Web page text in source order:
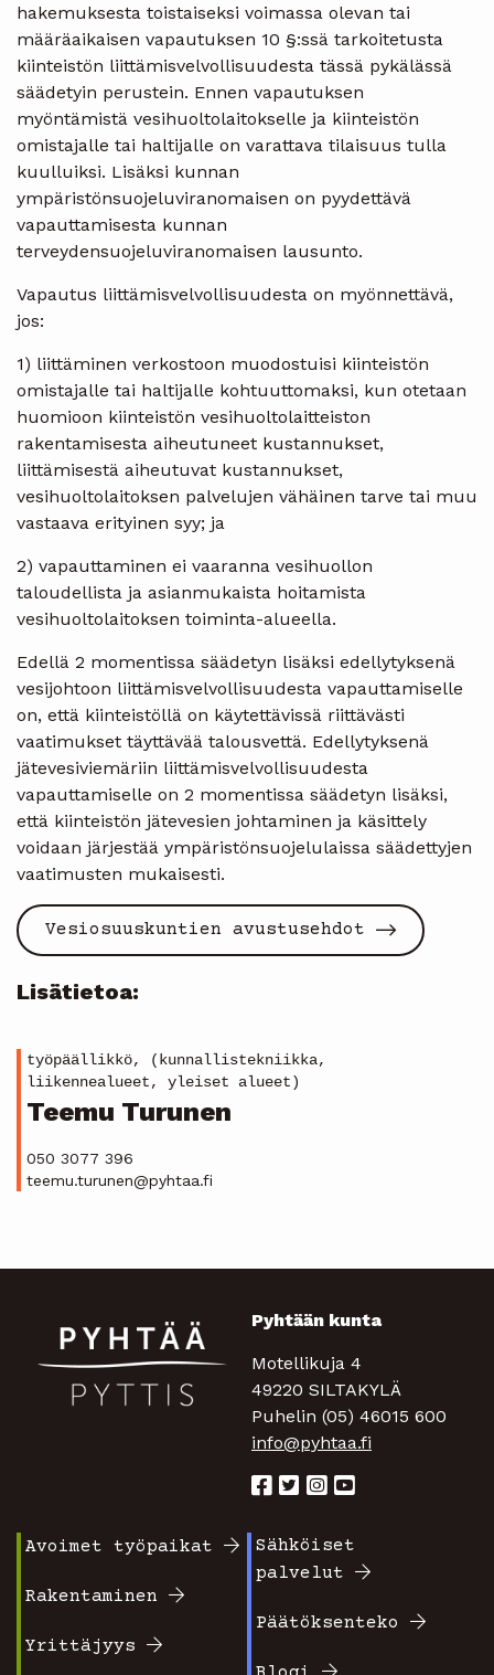
hakemuksesta toistaiseksi voimassa olevan tai
määräaikaisen vapautuksen 10 §:ssä tarkoitetusta
kiinteistön liittämisvelvollisuudesta tässä pykälässä
säädetyin perustein. Ennen vapautuksen
myöntämistä vesihuoltolaitokselle ja kiinteistön
omistajalle tai haltijalle on varattava tilaisuus tulla
kuulluiksi. Lisäksi kunnan
ympäristönsuojeluviranomaisen on pyydettävä
vapauttamisesta kunnan
terveydensuojeluviranomaisen lausunto.
Vapautus liittämisvelvollisuudesta on myönnettävä,
jos:
1) liittäminen verkostoon muodostuisi kiinteistön
omistajalle tai haltijalle kohtuuttomaksi, kun otetaan
huomioon kiinteistön vesihuoltolaitteiston
rakentamisesta aiheutuneet kustannukset,
liittämisestä aiheutuvat kustannukset,
vesihuoltolaitoksen palvelujen vähäinen tarve tai muu
vastaava erityinen syy; ja
2) vapauttaminen ei vaaranna vesihuollon
taloudellista ja asianmukaista hoitamista
vesihuoltolaitoksen toiminta-alueella.
Edellä 2 momentissa säädetyn lisäksi edellytyksenä
vesijohtoon liittämisvelvollisuudesta vapauttamiselle
on, että kiinteistöllä on käytettävissä riittävästi
vaatimukset täyttävää talousvettä. Edellytyksenä
jätevesiviemäriin liittämisvelvollisuudesta
vapauttamiselle on 2 momentissa säädetyn lisäksi,
että kiinteistön jätevesien johtaminen ja käsittely
voidaan järjestää ympäristönsuojelulaissa säädettyjen
vaatimusten mukaisesti.
Vesiosuuskuntien avustusehdot
Lisätietoa:
työpäällikkö, (kunnallistekniikka,
liikennealueet, yleiset alueet)
Teemu Turunen
050 3077 396
teemu.turunen@pyhtaa.fi
Pyhtään kunta
Motellikuja 4
49220 SILTAKYLÄ
Puhelin (05) 46015 600
info@pyhtaa.fi
valikko
1
Avoimet työpaikat
Rakentaminen
Yrittäjyys
Footer
2
Sähköiset
palvelut
Päätöksenteko